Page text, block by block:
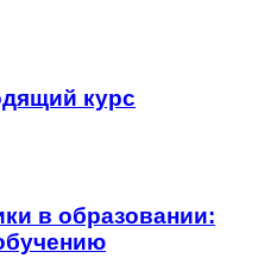
курс
в образовании: